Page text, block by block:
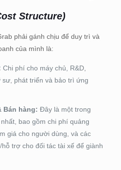
Structure)
phải gánh chịu để duy trì và
của mình là:
Chi phí cho máy chủ, R&D,
sư, phát triển và bảo trì ứng
Bán hàng: Đây là một trong
bao gồm chi phí quảng
giá cho người dùng, và các
trợ cho đối tác tài xế để giành